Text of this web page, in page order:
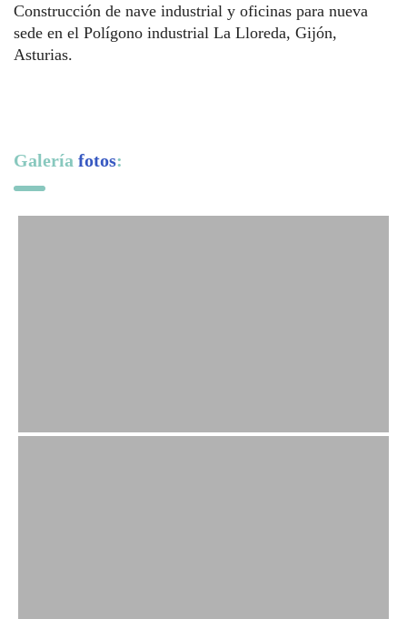
Construcción de nave industrial y oficinas para nueva
sede en el Polígono industrial La Lloreda, Gijón,
Asturias.
Galería fotos: